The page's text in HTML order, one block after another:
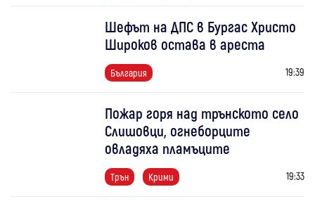
Шефът на ДПС в Бургас Христо
Широков остава в ареста
България 19:39
Пожар горя над трънското село
Слишовци, огнеборците
овладяха пламъците
Трън Крими 19:33